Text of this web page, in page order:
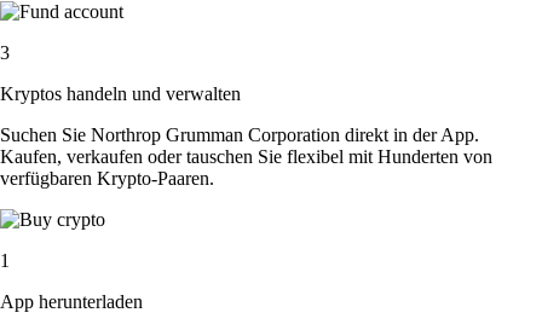
3
Kryptos handeln und verwalten
Suchen Sie Northrop Grumman Corporation direkt in der App.
Kaufen, verkaufen oder tauschen Sie flexibel mit Hunderten von
verfügbaren Krypto-Paaren.
1
App herunterladen